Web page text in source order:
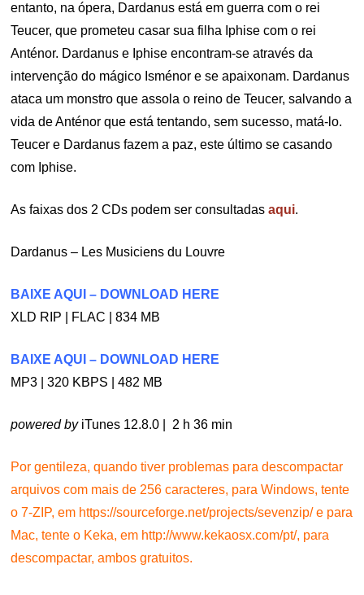
entanto, na ópera, Dardanus está em guerra com o rei
Teucer, que prometeu casar sua filha Iphise com o rei
Anténor. Dardanus e Iphise encontram-se através da
intervenção do mágico Isménor e se apaixonam. Dardanus
ataca um monstro que assola o reino de Teucer, salvando a
vida de Anténor que está tentando, sem sucesso, matá-lo.
Teucer e Dardanus fazem a paz, este último se casando
com Iphise.
As faixas dos 2 CDs podem ser consultadasaqui.
Dardanus – Les Musiciens du Louvre
BAIXE AQUI – DOWNLOAD HERE
XLD RIP | FLAC | 834 MB
BAIXE AQUI – DOWNLOAD HERE
MP3 | 320 KBPS | 482 MB
powered byiTunes 12.8.0 | 2 h 36 min
Por gentileza, quando tiver problemas para descompactar
arquivos com mais de 256 caracteres, para Windows, tente
o 7-ZIP, em https://sourceforge.net/projects/sevenzip/ e para
Mac, tente o Keka, em http://www.kekaosx.com/pt/, para
descompactar, ambos gratuitos.